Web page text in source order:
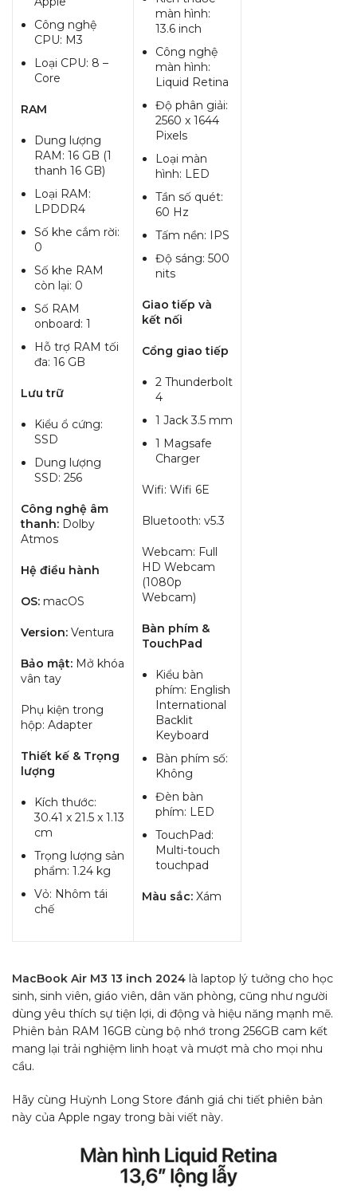
Công nghệ
CPU: M3
Loại CPU: 8 –
Core
RAM
Dung lượng
RAM: 16 GB (1
thanh 16 GB)
Loại RAM:
LPDDR4
Số khe cắm rời:
0
Số khe RAM
còn lại: 0
Số RAM
onboard: 1
Hỗ trợ RAM tối
đa: 16 GB
Lưu trữ
Kiểu ổ cứng:
SSD
Dung lượng
SSD: 256
Công nghệ âm
thanh: Dolby
Atmos
Hệ điều hành
OS: macOS
Version: Ventura
Bảo mật: Mở khóa
vân tay
Phụ kiện trong
hộp: Adapter
Thiết kế & Trọng
lượng
Kích thước:
30.41 x 21.5 x 1.13
cm
Trọng lượng sản
phẩm: 1.24 kg
Vỏ: Nhôm tái
chế
màn hình:
13.6 inch
Công nghệ
màn hình:
Liquid Retina
Độ phân giải:
2560 x 1644
Pixels
Loại màn
hình: LED
Tần số quét:
60 Hz
Tấm nền: IPS
Độ sáng: 500
nits
Giao tiếp và
kết nối
Cổng giao tiếp
2 Thunderbolt
4
1 Jack 3.5 mm
1 Magsafe
Charger
Wifi: Wifi 6E
Bluetooth: v5.3
Webcam: Full
HD Webcam
(1080p
Webcam)
Bàn phím &
TouchPad
Kiểu bàn
phím: English
International
Backlit
Keyboard
Bàn phím số:
Không
Đèn bàn
phím: LED
TouchPad:
Multi-touch
touchpad
Màu sắc: Xám
MacBook Air M3 13 inch 2024 là laptop lý tưởng cho học
sinh, sinh viên, giáo viên, dân văn phòng, cũng như người
dùng yêu thích sự tiện lợi, di động và hiệu năng mạnh mẽ.
Phiên bản RAM 16GB cùng bộ nhớ trong 256GB cam kết
mang lại trải nghiệm linh hoạt và mượt mà cho mọi nhu
cầu.
Hãy cùng Huỳnh Long Store đánh giá chi tiết phiên bản
này của Apple ngay trong bài viết này.